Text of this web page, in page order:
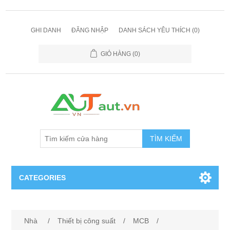
GHI DANH ĐĂNG NHẬP DANH SÁCH YÊU THÍCH (0)
GIỎ HÀNG (0)
TÌM KIẾM
CATEGORIES
Nhà / Thiết bị công suất / MCB
/